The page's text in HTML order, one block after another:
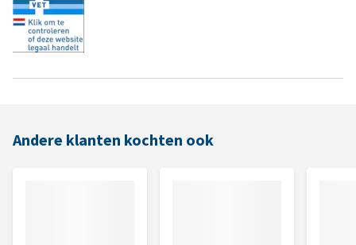
Andere klanten kochten ook